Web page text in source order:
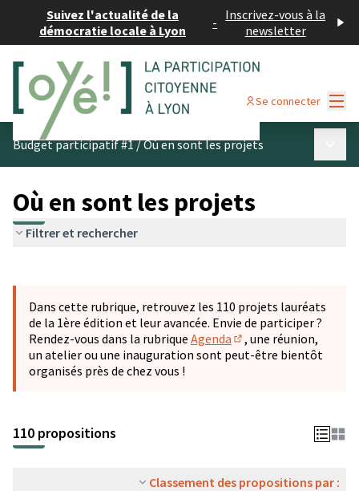
Suivez l'actualité de la
démocratie locale à Lyon
- Inscrivez-vous à la
newsletter
Se connecter
Budget participatif #1/Où en sont les projets
Où en sont les projets
Filtrer et rechercher
−
Dans cette rubrique, retrouvez les 110 projets lauréats
de la 1ère édition et leur avancée. Envie de participer ?
Rendez-vous dans la rubrique Agenda
(S'ouvre dans un
, une réunion,
un atelier ou une inauguration sont peut-être bientôt
organisés près de chez vous !
110 propositions
Classement des propositions par :